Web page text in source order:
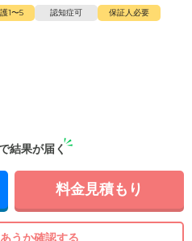
1〜5 認知症可
保証人必要
結果が届く
料金見積もり
うか確認する